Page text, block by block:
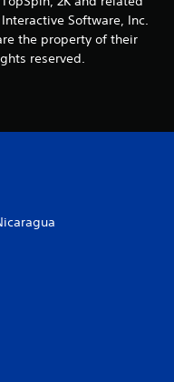
i
c
Software, Inc.
the property of their
reserved.